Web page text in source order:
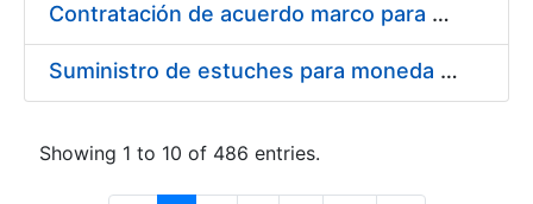
Contratación de acuerdo marco para el Suministro de Material de Electricidad para la Fábrica Nacional de Moneda y Timbre-Real Casa de la Moneda en su centro de trabajo de Burgos
Suministro de estuches para moneda de 30 €
Showing 1 to 10 of 486 entries.